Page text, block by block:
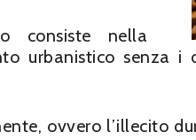
consiste nella
urbanistico senza
ovvero l’illecito